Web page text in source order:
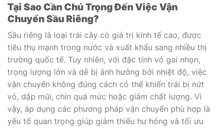
Tại Sao Cần Chú Trọng Đến Việc Vận
Chuyển Sầu Riêng?
Sầu riêng là loại trái cây có giá trị kinh tế cao, được
tiêu thụ mạnh trong nước và xuất khẩu sang nhiều thị
trường quốc tế. Tuy nhiên, với đặc tính vỏ gai nhọn,
trọng lượng lớn và dễ bị ảnh hưởng bởi nhiệt độ, việc
vận chuyển không đúng cách có thể khiến trái bị nứt
vỏ, dập múi, chín quá mức hoặc giảm chất lượng. Vì
vậy, áp dụng các phương pháp vận chuyển phù hợp là
yếu tố quan trọng giúp giảm thiểu hư hỏng và tối ưu